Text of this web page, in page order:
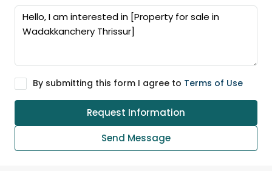
By submitting this form I agree to Terms of Use
Request Information
Send Message